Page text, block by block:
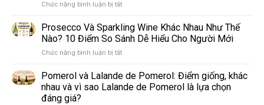
Chức năng bình luận bị tắtở
giống
nho
trắng
làm
vang
phổ
Prosecco Và Sparkling Wine Khác Nhau Như Thế
Nào? 10 Điểm So Sánh Dễ Hiểu Cho Người Mới
Chức năng bình luận bị tắtở
Và
Sparkling
Wine
Pomerol và Lalande de Pomerol: Điểm giống, khác
nhau và vì sao Lalande de Pomerol là lựa chọn
đáng giá?